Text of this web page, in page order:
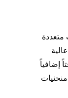
متعددة
إضافياً